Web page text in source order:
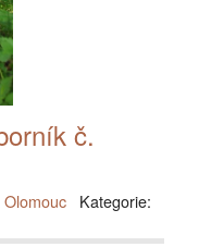
č.
Kategorie: